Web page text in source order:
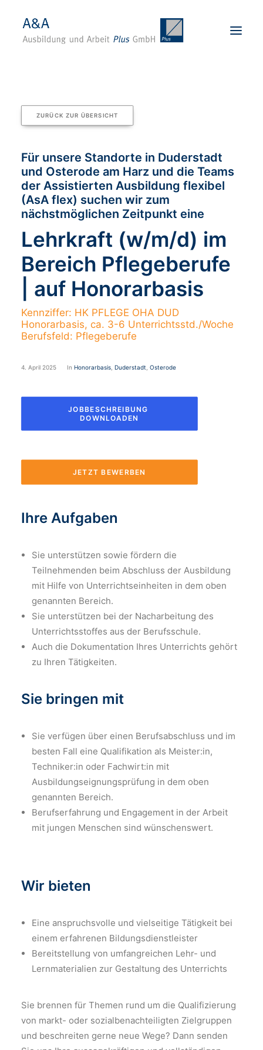
Über uns
Standorte
Für Unternehmen
Kontakt
BEWERBEN
ZURÜCK ZUR ÜBERSICHT
Für unsere Standorte in Duderstadt
und Osterode am Harz und die Teams
der Assistierten Ausbildung flexibel
(AsA flex) suchen wir zum
nächstmöglichen Zeitpunkt eine
Lehrkraft (w/m/d) im
Bereich Pflegeberufe
| auf Honorarbasis
Kennziffer: HK PFLEGE OHA DUD
Honorarbasis, ca. 3-6 Unterrichtsstd./Woche
Berufsfeld: Pflegeberufe
4. April 2025 In Honorarbasis Duderstadt Osterode
JOBBESCHREIBUNG
DOWNLOADEN
JETZT BEWERBEN
Ihre Aufgaben
Sie unterstützen sowie fördern die
Teilnehmenden beim Abschluss der Ausbildung
mit Hilfe von Unterrichtseinheiten in dem oben
genannten Bereich.
Sie unterstützen bei der Nacharbeitung des
Unterrichtsstoffes aus der Berufsschule.
Auch die Dokumentation Ihres Unterrichts gehört
zu Ihren Tätigkeiten.
Sie bringen mit
Sie verfügen über einen Berufsabschluss und im
besten Fall eine Qualifikation als Meister:in,
Techniker:in oder Fachwirt:in mit
Ausbildungseignungsprüfung in dem oben
genannten Bereich.
Berufserfahrung und Engagement in der Arbeit
mit jungen Menschen sind wünschenswert.
Wir bieten
Eine anspruchsvolle und vielseitige Tätigkeit bei
einem erfahrenen Bildungsdienstleister
Bereitstellung von umfangreichen Lehr- und
Lernmaterialien zur Gestaltung des Unterrichts
Sie brennen für Themen rund um die Qualifizierung
von markt- oder sozialbenachteiligten Zielgruppen
und beschreiten gerne neue Wege? Dann senden